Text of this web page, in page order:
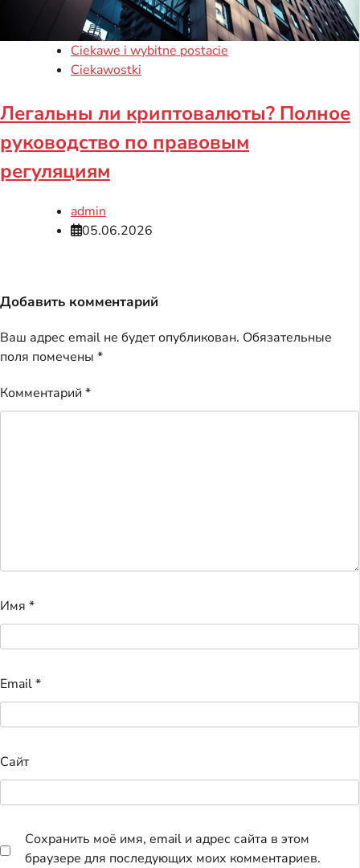
Ciekawe i wybitne postacie
Ciekawostki
Легальны ли криптовалюты? Полное
руководство по правовым
регуляциям
admin
05.06.2026
Добавить комментарий
Ваш адрес email не будет опубликован. Обязательные
поля помечены *
Комментарий *
Имя *
Email*
Сайт
Сохранить моё имя, email и адрес сайта в этом
браузере для последующих моих комментариев.